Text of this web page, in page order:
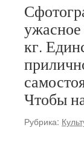
ужасное
кг.
Чтобы
Рубрика: